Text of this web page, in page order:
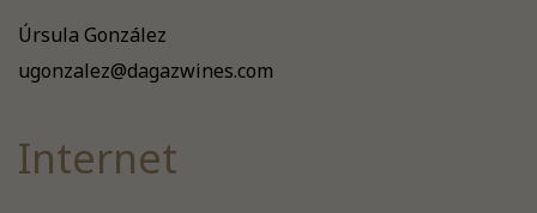
Úrsula González
ugonzalez@dagazwines.com
Internet